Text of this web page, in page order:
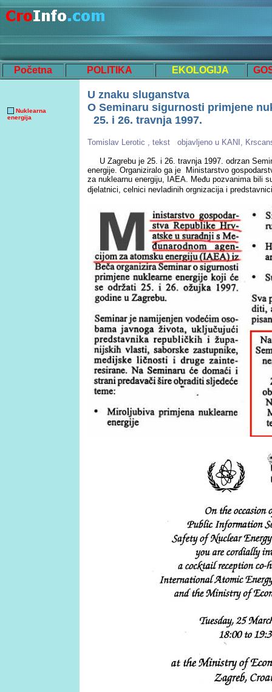
Početna POLITIKA EKOLOGIJA
Nuklearna
energija
U znaku sluganstva
O Seminaru sigurnosti primjene
25. i 26. travnja 1997.
Tomislav Lerotic , tekst objavljeno u KANI,
U Zagrebu je 25. i 26. travnja 1997. odrzan
energije. Organiziralo ga je Ministarstvo
za nuklearnu energiju, IAEA. Među pozvanima bili
djelatnici, celnici nevladinih orgnizacija i